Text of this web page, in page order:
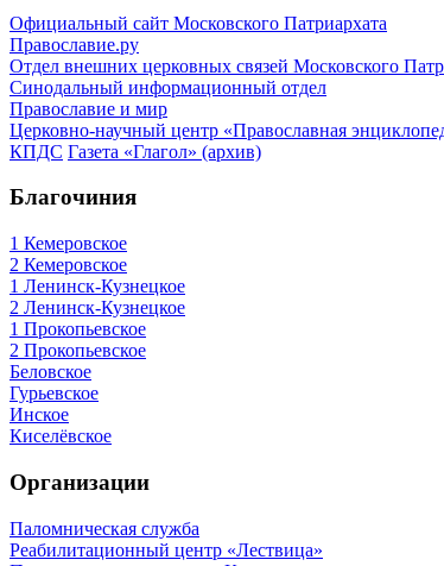
Официальный сайт Московского Патриархата
Православие.ру
Отдел внешних церковных связей Московского
Синодальный информационный отдел
Православие и мир
Церковно-научный центр «Православная
КПДС Газета «Глагол» (архив)
Благочиния
1 Кемеровское
2 Кемеровское
1 Ленинск-Кузнецкое
2 Ленинск-Кузнецкое
1 Прокопьевское
2 Прокопьевское
Беловское
Гурьевское
Инское
Киселёвское
Организации
Паломническая служба
Реабилитационный центр «Лествица»